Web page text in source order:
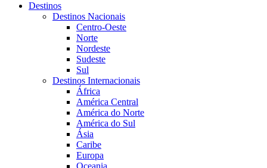
Destinos
Destinos Nacionais
Centro-Oeste
Norte
Nordeste
Sudeste
Sul
Destinos Internacionais
África
América Central
América do Norte
América do Sul
Ásia
Caribe
Europa